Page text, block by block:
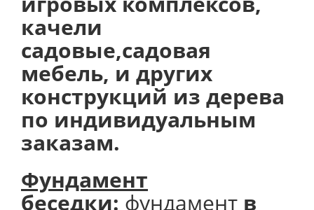
качели
садовые,садовая
мебель, и других
конструкций из дерева
по индивидуальным
заказам.
Фундамент
беседки: фундамент в